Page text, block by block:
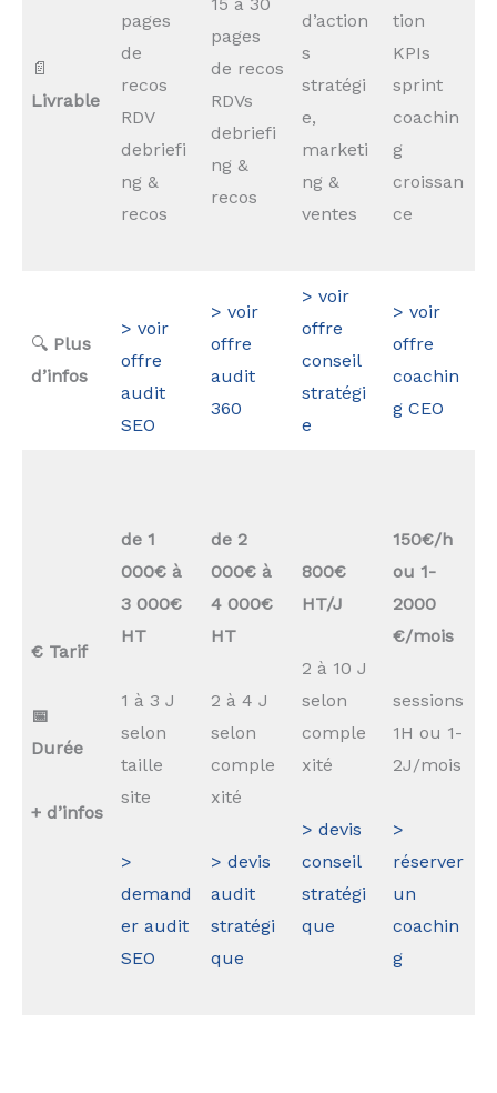
📄
Livrable
pages
de
recos
RDV
debriefi
ng &
recos
pages
de recos
RDVs
debriefi
ng &
recos
d’action
s
stratégi
e,
marketi
ng &
ventes
tion
KPIs
sprint
coachin
g
croissan
ce
🔍 Plus
d’infos
> voir
offre
audit
SEO
> voir
offre
audit
360
> voir
offre
conseil
stratégi
e
> voir
offre
coachin
g CEO
€ Tarif
📅
Durée
+ d’infos
de 1
000€ à
3 000€
HT
1 à 3 J
selon
taille
site
>
demand
er audit
SEO
de 2
000€ à
4 000€
HT
2 à 4 J
selon
comple
xité
> devis
audit
stratégi
que
800€
HT/J
2 à 10 J
selon
comple
xité
> devis
conseil
stratégi
que
150€/h
ou 1-
2000
€/mois
sessions
1H ou 1-
2J/mois
>
réserver
un
coachin
g